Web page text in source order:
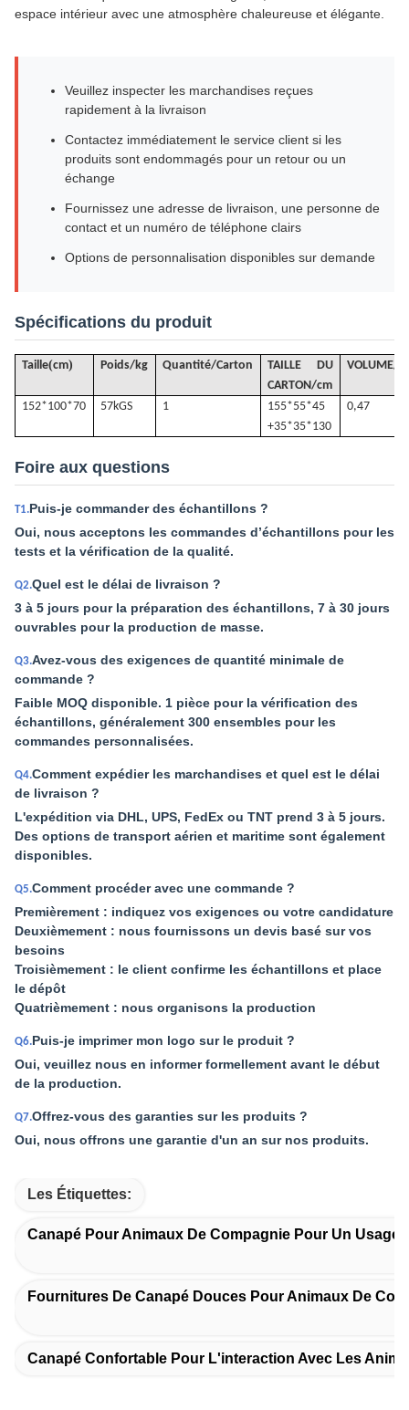
espace intérieur avec une atmosphère chaleureuse et élégante.
Veuillez inspecter les marchandises reçues
rapidement à la livraison
Contactez immédiatement le service client si les
produits sont endommagés pour un retour ou un
échange
Fournissez une adresse de livraison, une personne de
contact et un numéro de téléphone clairs
Options de personnalisation disponibles sur demande
Spécifications du produit
Taille(cm) Poids/kg Quantité/Carton
TAILLE DU
CARTON/cm
VOLUME/
152*100*70 57kGS 1
155*55*45
+35*35*130
0,47
Foire aux questions
T1.Puis-je commander des échantillons ?
Oui, nous acceptons les commandes d’échantillons pour les
tests et la vérification de la qualité.
Q2.Quel est le délai de livraison ?
3 à 5 jours pour la préparation des échantillons, 7 à 30 jours
ouvrables pour la production de masse.
Q3.Avez-vous des exigences de quantité minimale de
commande ?
Faible MOQ disponible. 1 pièce pour la vérification des
échantillons, généralement 300 ensembles pour les
commandes personnalisées.
Q4.Comment expédier les marchandises et quel est le délai
de livraison ?
L'expédition via DHL, UPS, FedEx ou TNT prend 3 à 5 jours.
Des options de transport aérien et maritime sont également
disponibles.
Q5.Comment procéder avec une commande ?
Premièrement : indiquez vos exigences ou votre candidature
Deuxièmement : nous fournissons un devis basé sur vos
besoins
Troisièmement : le client confirme les échantillons et place
le dépôt
Quatrièmement : nous organisons la production
Q6.Puis-je imprimer mon logo sur le produit ?
Oui, veuillez nous en informer formellement avant le début
de la production.
Q7.Offrez-vous des garanties sur les produits ?
Oui, nous offrons une garantie d'un an sur nos produits.
Les Étiquettes:
Canapé Pour Animaux De Compagnie Pour Un Usage
Fournitures De Canapé Douces Pour Animaux De
Canapé Confortable Pour L'interaction Avec Les